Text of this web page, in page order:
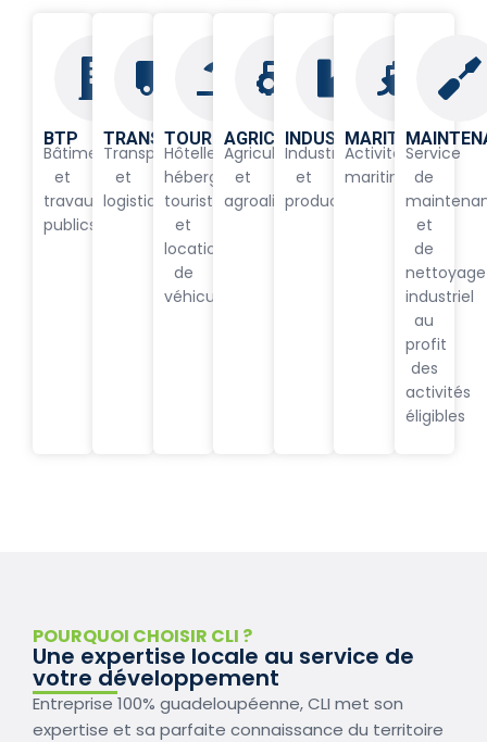
BTP
Bâtiment
et
travaux
publics
TRANSPORT
Transport
et
logistique
TOURISME
Hôtellerie,
hébergement
touristique
et
location
de
véhicule
AGRICULTURE
Agriculture
et
agroalimentaire
INDUSTRIE
Industrie
et
production
MARITIME
Activités
maritimes
Service
de
et
de
nettoyage
industriel
au
profit
des
activités
éligibles
POURQUOI CHOISIR CLI ?
Une expertise locale au service de
votre développement
Entreprise 100% guadeloupéenne, CLI met son
expertise et sa parfaite connaissance du territoire